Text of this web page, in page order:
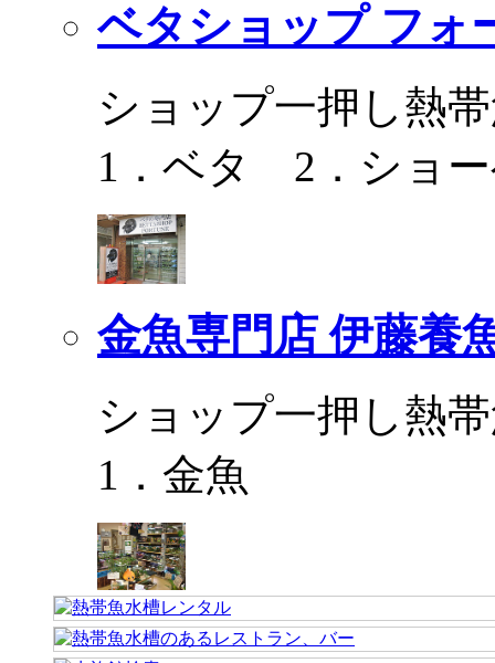
ベタショップ フォ
ショップ一押し熱
1．ベタ 2．ショ
金魚専門店 伊藤養
ショップ一押し熱
1．金魚